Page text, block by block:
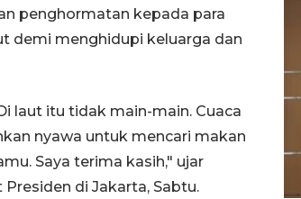
penghormatan kepada para
demi menghidupi keluarga dan
laut itu tidak main-main. Cuaca
nyawa untuk mencari makan
Saya terima kasih," ujar
di Jakarta, Sabtu.